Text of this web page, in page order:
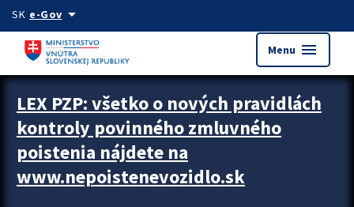
Preskocit na hlavný obsah
SK e-Govarrow_drop_down
Menu menu
Zastavit automatický posun upútavok
LEX PZP: všetko o nových pravidlách
kontroly povinného zmluvného
poistenia nájdete na
www.nepoistenevozidlo.sk